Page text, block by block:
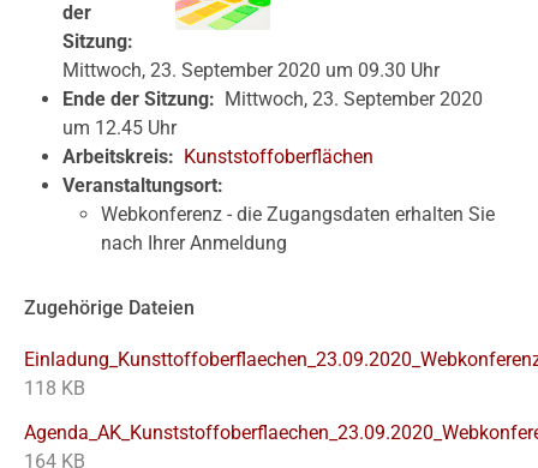
der
Sitzung:
Mittwoch, 23. September 2020 um 09.30 Uhr
Ende der Sitzung: Mittwoch, 23. September 2020
um 12.45 Uhr
Arbeitskreis: Kunststoffoberflächen
Veranstaltungsort:
Webkonferenz - die Zugangsdaten erhalten Sie
nach Ihrer Anmeldung
Zugehörige Dateien
118 KB
164 KB